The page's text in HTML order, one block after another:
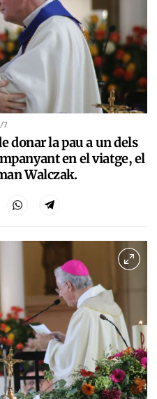
/7
donar la pau a un dels
en el viatge, el
Walczak.